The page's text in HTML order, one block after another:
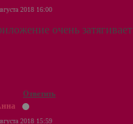
2018 16:00
очень затягивает
Ответить
2018 15:59